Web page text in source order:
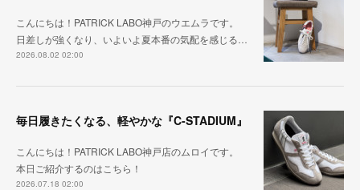
こんにちは！PATRICK LABO神戸のウエムラです。
日差しが強くなり、いよいよ夏本番の気配を感じる…
2026.08.02 02:00
毎日履きたくなる、軽やかな『C-STADIUM』
こんにちは！PATRICK LABO神戸店のムロイです。
本日ご紹介するのはこちら！
2026.07.18 02:00